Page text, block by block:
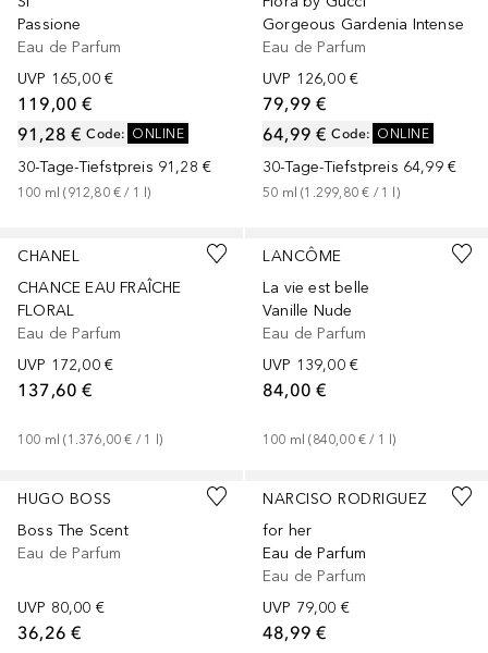
Passione
Eau de Parfum
UVP 165,00 €
119,00 €
Code: ONLINE
91,28 €
30-Tage-Tiefstpreis 91,28 €
100 ml (912,80 € / 1 l)
Gorgeous Gardenia Intense
Eau de Parfum
UVP 126,00 €
79,99 €
Code: ONLINE
64,99 €
30-Tage-Tiefstpreis 64,99 €
50 ml (1.299,80 € / 1 l)
CHANEL
CHANCE EAU FRAÎCHE
FLORAL
Eau de Parfum
UVP 172,00 €
137,60 €
100 ml (1.376,00 € / 1 l)
Größen
LANCÔME
La vie est belle
Vanille Nude
Eau de Parfum
UVP 139,00 €
84,00 €
100 ml (840,00 € / 1 l)
Größen
HUGO BOSS
Boss The Scent
Eau de Parfum
UVP 80,00 €
36,26 €
3 Größen Gesponsert
NARCISO RODRIGUEZ
for her
Eau de Parfum
Eau de Parfum
UVP 79,00 €
48,99 €
3 Größen Gesponsert